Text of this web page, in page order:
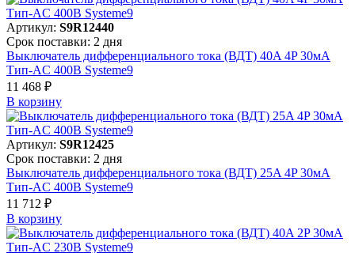
Артикул: S9R12440
Срок поставки: 2 дня
Выключатель дифференциального тока (ВДТ) 40A 4P 30мА
Тип-AC 400В Systeme9
11 468 ₽
В корзинy
Артикул: S9R12425
Срок поставки: 2 дня
Выключатель дифференциального тока (ВДТ) 25A 4P 30мА
Тип-AC 400В Systeme9
11 712 ₽
В корзинy